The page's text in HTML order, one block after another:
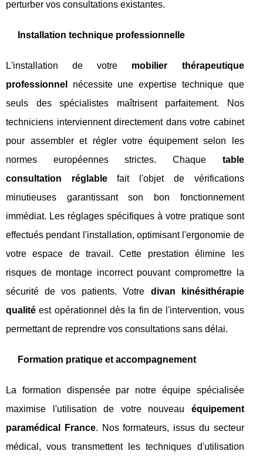
perturber vos consultations existantes.
Installation technique professionnelle
L'installation de votre mobilier thérapeutique
professionnel
nécessite une expertise technique que
seuls des spécialistes maîtrisent parfaitement. Nos
techniciens interviennent directement dans votre cabinet
pour assembler et régler votre équipement selon les
normes européennes strictes. Chaque table
consultation réglablefait l'objet de vérifications
minutieuses garantissant son bon fonctionnement
immédiat. Les réglages spécifiques à votre pratique sont
effectués pendant l'installation, optimisant l'ergonomie de
votre espace de travail. Cette prestation élimine les
risques de montage incorrect pouvant compromettre la
sécurité de vos patients. Votre divan kinésithérapie
qualité est opérationnel dès la fin de l'intervention, vous
permettant de reprendre vos consultations sans délai.
Formation pratique et accompagnement
La formation dispensée par notre équipe spécialisée
maximise l'utilisation de votre nouveau équipement
paramédical France. Nos formateurs, issus du secteur
médical, vous transmettent les techniques d'utilisation